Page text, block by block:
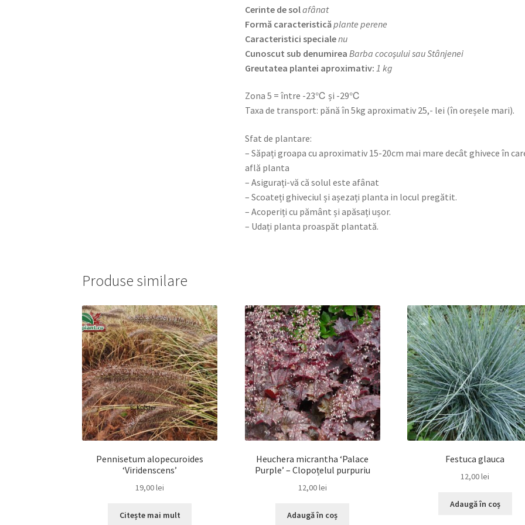
Cerinte de solafânat
Formă caracteristicăplante perene
Caracteristici specialenu
Cunoscut sub denumirea Barba cocoşului sau Stânjenei
Greutatea plantei aproximativ: 1 kg
Zona 5 = între -23℃ și -29℃
Taxa de transport: pănă în 5kg aproximativ 25,- lei (în oreșele mari).
Sfat de plantare:
– Săpați groapa cu aproximativ 15-20cm mai mare decât ghivece în
află planta
– Asigurați-vă că solul este afânat
– Scoateți ghiveciul și așezați planta in locul pregătit.
– Acoperiți cu pământ și apăsați ușor.
– Udați planta proaspăt plantată.
Produse similare
Pennisetum alopecuroides
‘Viridenscens’
19,00lei
Citește mai mult
Heuchera micrantha ‘Palace
Purple’ – Clopoțelul purpuriu
12,00lei
Adaugă în coș
Festuca glauca
12,00lei
Adaugă în coș